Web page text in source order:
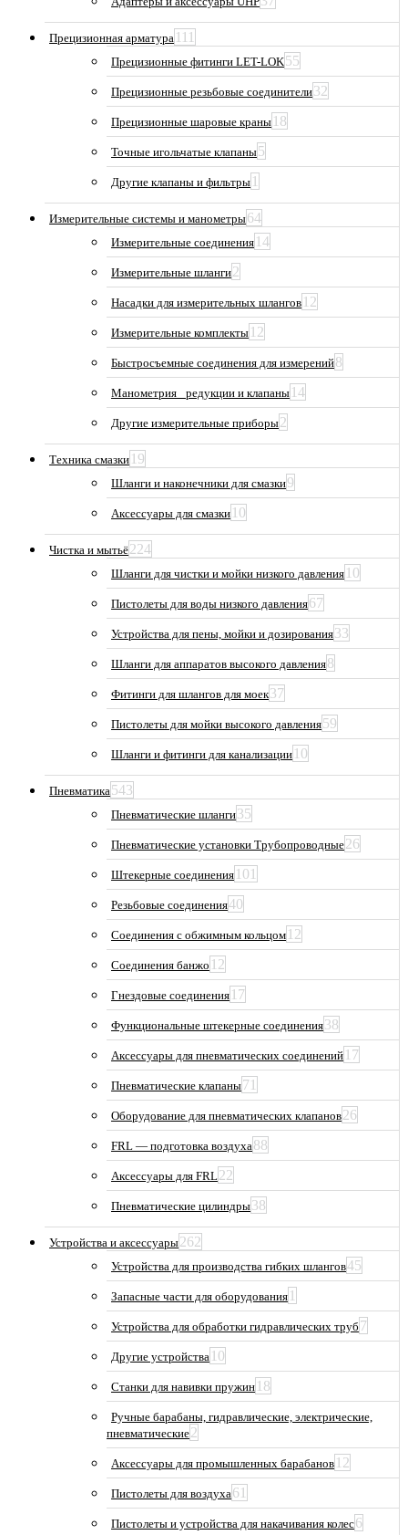
Прецизионная арматура 111
Прецизионные фитинги LET-LOK55
Прецизионные резьбовые соединители32
Прецизионные шаровые краны 18
Точные игольчатые клапаны5
Другие клапаны и фильтры 1
Измерительные системы и манометры64
Измерительные соединения 14
Измерительные шланги2
Насадки для измерительных шлангов 12
Измерительные комплекты 12
Быстросъемные соединения для измерений8
Манометрия_ редукции и клапаны 14
Другие измерительные приборы2
Техника смазки 19
Шланги и наконечники для смазки9
Аксессуары для смазки 10
Чистка и мытьё224
Шланги для чистки и мойки низкого давления 10
Пистолеты для воды низкого давления67
Устройства для пены, мойки и дозирования33
Шланги для аппаратов высокого давления8
Фитинги для шлангов для моек37
Пистолеты для мойки высокого давления59
Шланги и фитинги для канализации 10
Пневматика543
Пневматические шланги35
Пневматические установки Трубопроводные26
Штекерные соединения 101
Резьбовые соединения40
Соединения с обжимным кольцом 12
Соединения банжо 12
Гнездовые соединения 17
Функциональные штекерные соединения38
Аксессуары для пневматических соединений 17
Пневматические клапаны71
Оборудование для пневматических клапанов26
FRL — подготовка воздуха88
Аксессуары для FRL22
Пневматические цилиндры38
Устройства и аксессуары262
Устройства для производства гибких шлангов45
Запасные части для оборудования 1
Устройства для обработки гидравлических труб 7
Другие устройства 10
Станки для навивки пружин 18
Ручные барабаны, гидравлические, электрические,
пневматические2
Аксессуары для промышленных барабанов 12
Пистолеты для воздуха61
Пистолеты и устройства для накачивания колес6